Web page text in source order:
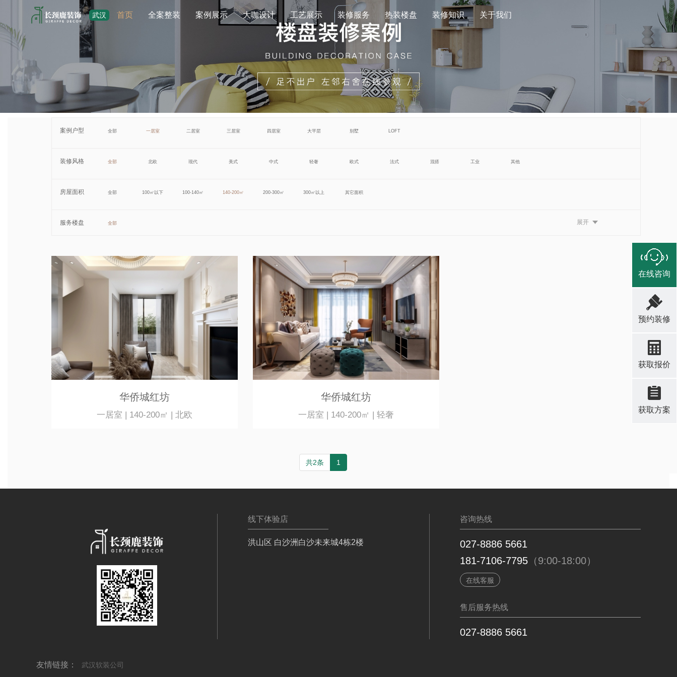
武汉 首页 全案整装 案例展示 大咖设计 工艺展示 装修服务 热装楼盘 装修知识 关于我们
案例户型 全部 一居室 二居室 三居室 四居室 大平层 别墅 LOFT
装修风格 全部 北欧 现代 美式 中式 轻奢 欧式 法式 混搭 工业 其他
房屋面积 全部 100㎡以下 100-140㎡ 140-200㎡ 200-300㎡ 300㎡以上 其它面积
服务楼盘 全部 展开
华侨城红坊
一居室 | 140-200㎡ | 北欧
华侨城红坊
一居室 | 140-200㎡ | 轻奢
共2条 1
线下体验店
洪山区 白沙洲白沙未来城4栋2楼
咨询热线
027-8886 5661
181-7106-7795（9:00-18:00）
在线客服
售后服务热线
027-8886 5661
友情链接： 武汉软装公司
在线咨询
预约装修
获取报价
获取方案